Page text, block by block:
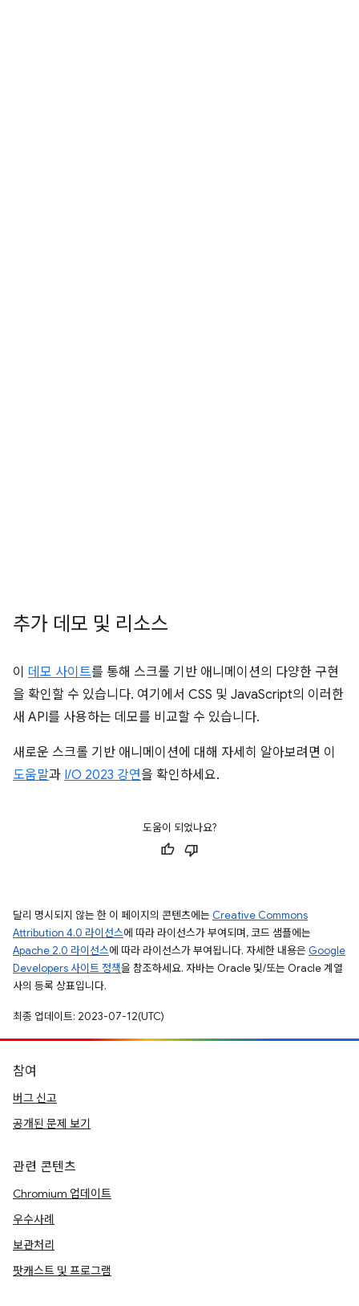
추가 데모 및 리소스
이 데모 사이트를 통해 스크롤 기반 애니메이션의 다양한 구현
을 확인할 수 있습니다. 여기에서 CSS 및 JavaScript의 이러한
새 API를 사용하는 데모를 비교할 수 있습니다.
새로운 스크롤 기반 애니메이션에 대해 자세히 알아보려면 이
도움말과 I/O 2023 강연을 확인하세요.
도움이 되었나요?
달리 명시되지 않는 한 이 페이지의 콘텐츠에는 Creative Commons
Attribution 4.0 라이선스에 따라 라이선스가 부여되며, 코드 샘플에는
Apache 2.0 라이선스에 따라 라이선스가 부여됩니다. 자세한 내용은 Google
Developers 사이트 정책을 참조하세요. 자바는 Oracle 및/또는 Oracle 계열
사의 등록 상표입니다.
최종 업데이트: 2023-07-12(UTC)
참여
버그 신고
공개된 문제 보기
관련 콘텐츠
Chromium 업데이트
우수사례
보관처리
팟캐스트 및 프로그램